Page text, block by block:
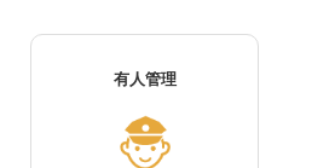
有人管理